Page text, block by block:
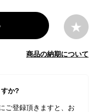
商品の納期について
か?
ご登録頂きますと、お